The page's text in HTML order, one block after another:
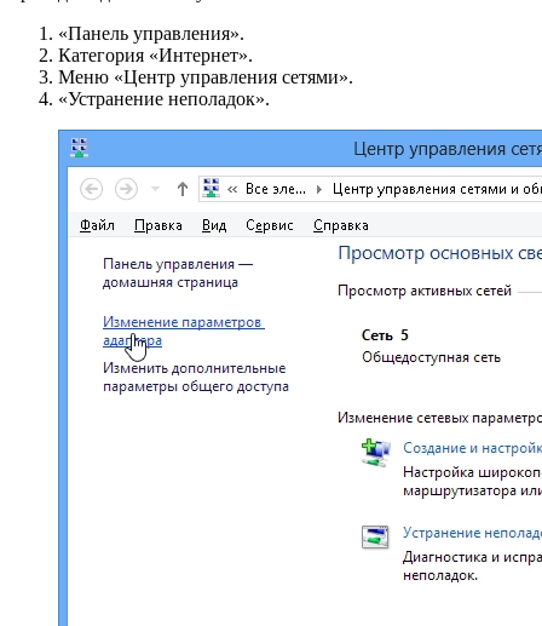
«Панель управления».
Категория «Интернет».
Меню «Центр управления сетями».
«Устранение неполадок».